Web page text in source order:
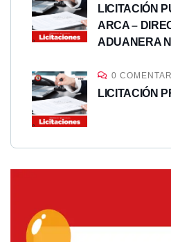
LICITACIÓN
ARCA –
ADUANERA
0
LICITACIÓN